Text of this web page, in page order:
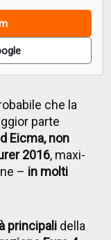
che la
parte
Eicma, non
2016, maxi-
– in molti
principali della